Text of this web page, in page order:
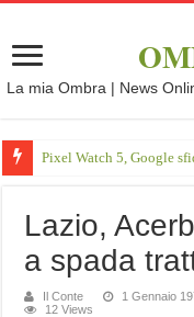
La mia Ombra | News
Pixel Watch 5, Google
Lazio,
a spada
Il Conte 1 Gennaio
12 Views